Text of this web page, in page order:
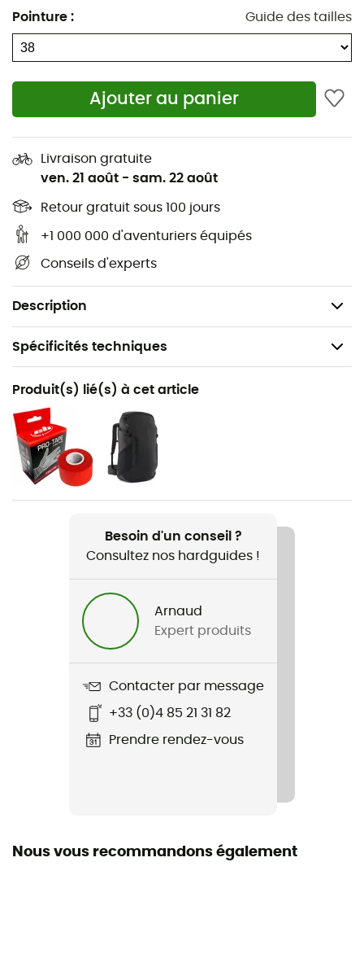
Pointure : Guide des tailles
Ajouter au panier
Livraison gratuite
ven. 21 août - sam. 22 août
Retour gratuit sous 100 jours
+1 000 000 d'aventuriers équipés
Conseils d'experts
Description
meilleures sensations, avec un maitien et un confort
hors norme. En bref, que vous souhaitiez pratiquer en
intérieur ou en extérieur, vous ne pourrez plus vous
Fermeture à lacets
Semelle extérieure en caoutchouc Stealth® C4™
Avant-pied plus long en caoutchouc
Spécificités techniques
Recommandé pour
Escalade / Escalade salle / Escalade sportive
Genre
Homme
Nom du produit
Caractéristiques
Gomme contre-pointe
Rigidité de la semelle
Semelle extérieure
Hauteur de tige
Matière de la tige
Produit(s) lié(s) à cet article
Besoin d'un conseil ?
Consultez nos hardguides !
Arnaud
Expert produits
Contacter par message
+33 (0)4 85 21 31 82
Prendre rendez-vous
Nous vous recommandons également